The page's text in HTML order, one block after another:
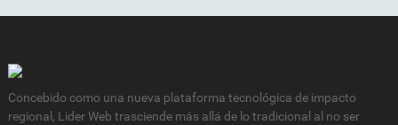
Concebido como una nueva plataforma tecnológica de impacto
regional, Lider Web trasciende más allá de lo tradicional al no ser